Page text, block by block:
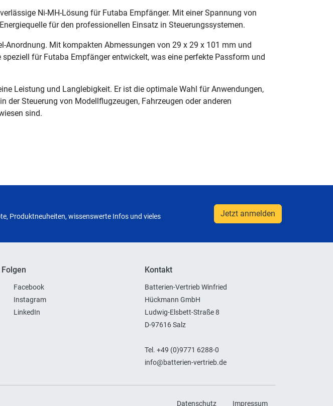
Ni-MH-Lösung für Futaba Empfänger. Mit einer Spannung von
für den professionellen Einsatz in Steuerungssystemen.
Anordnung. Mit kompakten Abmessungen von 29 x 29 x 101 mm und
für Futaba Empfänger entwickelt, was eine perfekte Passform und
Leistung und Langlebigkeit. Er ist die optimale Wahl für Anwendungen,
der Steuerung von Modellflugzeugen, Fahrzeugen oder anderen
sind.
Produktneuheiten, wissenswerte Infos und vieles
Jetzt anmelden
Folgen
Facebook
Instagram
LinkedIn
Kontakt
Batterien-Vertrieb Winfried
Hückmann GmbH
Ludwig-Elsbett-Straße 8
D-97616 Salz
Tel. +49 (0)9771 6288-0
info@batterien-vertrieb.de
Datenschutz Impressum